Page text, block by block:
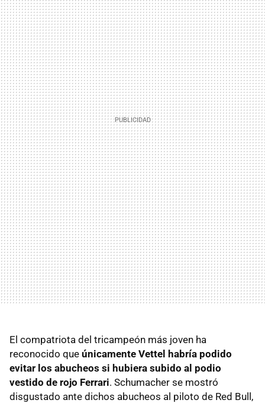
El compatriota del tricampeón más joven ha
reconocido que únicamente Vettel habría podido
evitar los abucheos si hubiera subido al podio
vestido de rojo Ferrari. Schumacher se mostró
disgustado ante dichos abucheos al piloto de Red Bull,